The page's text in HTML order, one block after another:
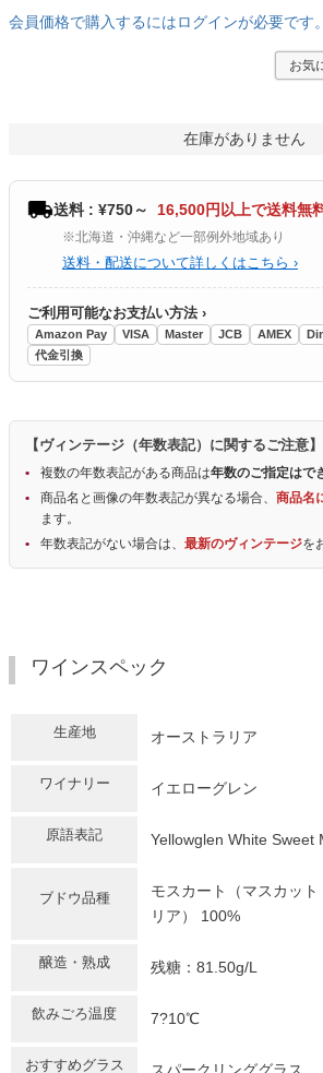
会員価格で購入するにはログインが必要です。
お気
在庫がありません
送料 : ¥750～ 16,500円以上で送料無
※北海道・沖縄など一部例外地域あり
送料・配送について詳しくはこちら ›
ご利用可能なお支払い方法 ›
Amazon Pay VISA Master JCB AMEX
代金引換
【ヴィンテージ（年数表記）に関するご注意】
複数の年数表記がある商品は年数のご指定はで
商品名と画像の年数表記が異なる場合、 商品名
ます。
年数表記がない場合は、 最新のヴィンテージを
ワインスペック
生産地 オーストラリア
ワイナリー イエローグレン
原語表記 Yellowglen White Sweet
ブドウ品種
モスカート（マスカッ
リア） 100%
醸造・熟成 残糖：81.50g/L
飲みごろ温度 7?10℃
おすすめグラス スパークリンググラス